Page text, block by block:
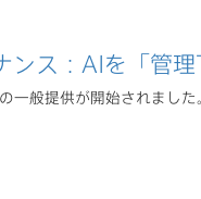
ンス：AIを「管理
一般提供が開始されまし